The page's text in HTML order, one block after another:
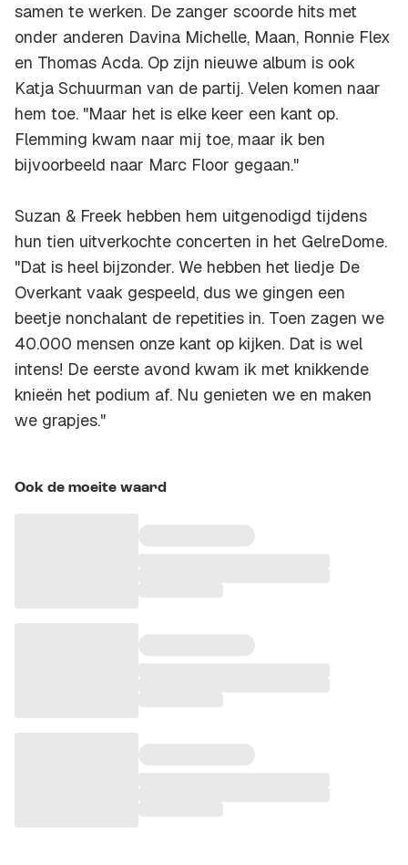
samen te werken. De zanger scoorde hits met
onder anderen Davina Michelle, Maan, Ronnie Flex
en Thomas Acda. Op zijn nieuwe album is ook
Katja Schuurman van de partij. Velen komen naar
hem toe. "Maar het is elke keer een kant op.
Flemming kwam naar mij toe, maar ik ben
bijvoorbeeld naar Marc Floor gegaan."
Suzan & Freek hebben hem uitgenodigd tijdens
hun tien uitverkochte concerten in het GelreDome.
"Dat is heel bijzonder. We hebben het liedje De
Overkant vaak gespeeld, dus we gingen een
beetje nonchalant de repetities in. Toen zagen we
40.000 mensen onze kant op kijken. Dat is wel
intens! De eerste avond kwam ik met knikkende
knieën het podium af. Nu genieten we en maken
we grapjes."
Ook de moeite waard